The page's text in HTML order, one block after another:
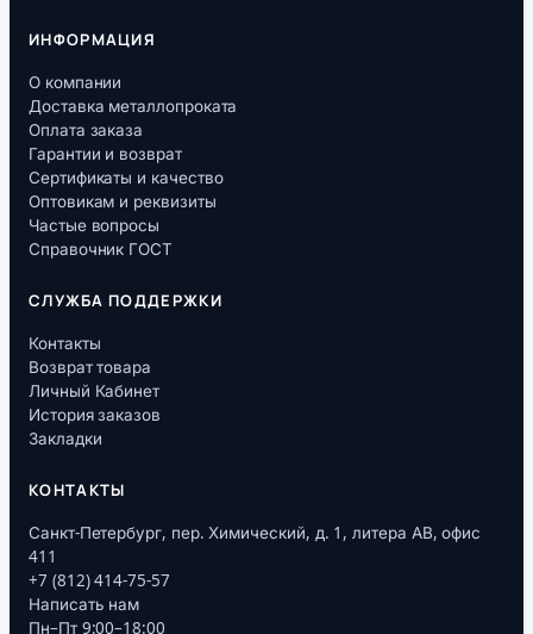
ИНФОРМАЦИЯ
О компании
Доставка металлопроката
Оплата заказа
Гарантии и возврат
Сертификаты и качество
Оптовикам и реквизиты
Частые вопросы
Справочник ГОСТ
СЛУЖБА ПОДДЕРЖКИ
Контакты
Возврат товара
Личный Кабинет
История заказов
Закладки
КОНТАКТЫ
Санкт-Петербург, пер. Химический, д. 1, литера АВ, офис
411
+7 (812) 414-75-57
Написать нам
Пн–Пт 9:00–18:00